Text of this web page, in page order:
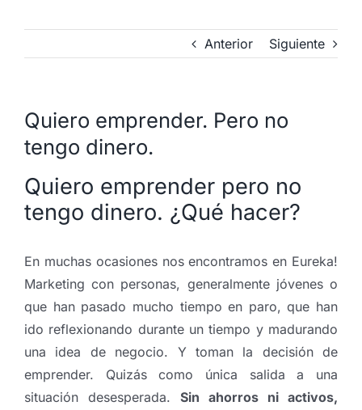
Anterior Siguiente
Quiero emprender. Pero no
tengo dinero.
Quiero emprender pero no
tengo dinero. ¿Qué hacer?
En muchas ocasiones nos encontramos en Eureka!
Marketing con personas, generalmente jóvenes o
que han pasado mucho tiempo en paro, que han
ido reflexionando durante un tiempo y madurando
una idea de negocio. Y toman la decisión de
emprender. Quizás como única salida a una
situación desesperada. Sin ahorros ni activos,